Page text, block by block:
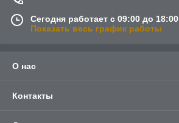
Сегодня работает с 09:00 до 18:00
Показать весь график работы
О нас
Контакты